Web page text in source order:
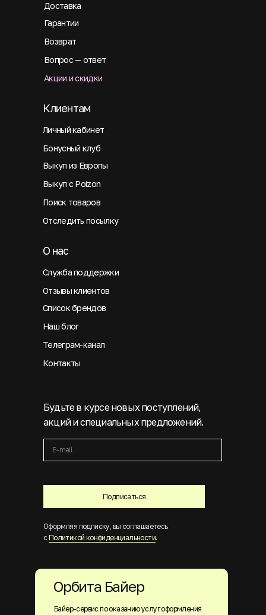
Подписаться
Будьте в курсе новых поступлений,
акций и специальных предложений.
Оформляя подписку, вы соглашаетесь
с Политикой конфиденциальности.
Доставка
Гарантии
Возврат
Вопрос — ответ
Акции и скидки
Личный кабинет
Клиентам
Бонусный клуб
Выкуп из Европы
Выкуп с Poizon
Поиск товаров
Отследить посылку
Служба поддержки
О нас
Отзывы клиентов
Список брендов
Наш блог
Телеграм-канал
Контакты
Байер-сервис по оказанию услуг оформления
Орбита Байер